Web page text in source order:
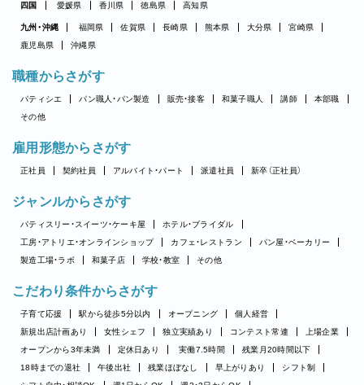
四国 愛媛県 香川県 徳島県 高知県
九州・沖縄 福岡県 佐賀県 長崎県 熊本県 大分県
宮崎県
鹿児島県
沖縄県
職種からさがす
パティシエ パン職人・パン製造 販売・接客 和菓子職人 講師
本部職
その他
雇用形態からさがす
正社員 契約社員 アルバイト・パート 派遣社員 新卒（正社員）
ジャンルからさがす
パティスリー・スイーツ・ケーキ屋
ホテル・ブライダル
工房・アトリエ・オンラインショップ
カフェ・レストラン
パン屋・ベーカリー
製造工場・ラボ
和菓子店 学校・教室 その他
こだわり条件からさがす
子育て応援 駅から徒歩5分以内 オープニング
個人経営
新規出店計画あり
女性シェフ 独立実績あり コンテスト常連
上場企業
オープンから3年未満
定休日あり 実働7.5時間
残業月20時間以下
18時までの退社
午後出社 残業ほぼなし 早上がりあり
シフト制